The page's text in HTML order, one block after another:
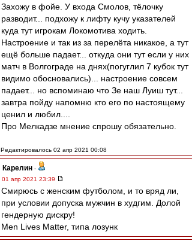
Захожу в фойе. У входа Смолов, тёлочку
разводит... подхожу к лифту кучу указателей
куда тут игрокам Локомотива ходить.
Настроение и так из за перелёта никакое, а тут
ещё больше падает... откуда они тут если у них
матч в Волгограде на днях(погуглил 7 кубок тут
видимо обосновались)... настроение совсем
падает... но вспоминаю что Зе наш Луиш тут...
завтра пойду напомню кто его по настоящему
ценил и любил....
Про Мелкадзе мнение спрошу обязательно.
Редактировалось 02 апр 2021 00:08
Карелин -
01 апр 2021 23:39
Смирюсь с женским футболом, и то вряд ли,
при условии допуска мужчин в худгим. Долой
гендерную дискру!
Men Lives Matter, типа лозунк